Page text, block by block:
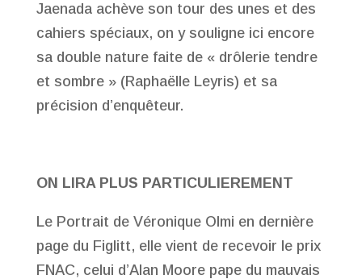
Jaenada achève son tour des unes et des
cahiers spéciaux, on y souligne ici encore
sa double nature faite de « drôlerie tendre
et sombre » (Raphaëlle Leyris) et sa
précision d’enquêteur.
ON LIRA PLUS PARTICULIEREMENT
Le Portrait de Véronique Olmi en dernière
page du Figlitt, elle vient de recevoir le prix
FNAC, celui d’Alan Moore pape du mauvais